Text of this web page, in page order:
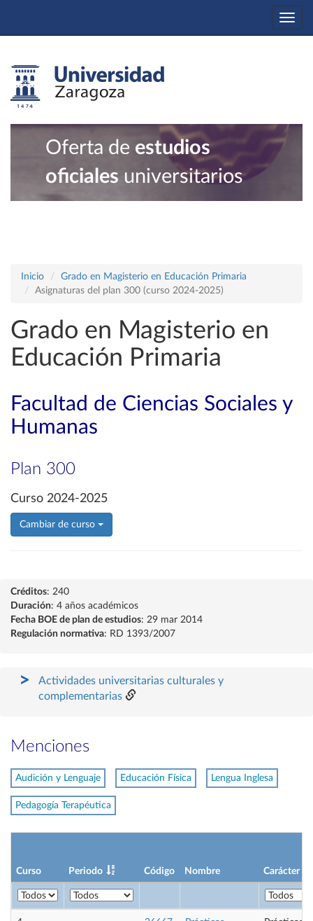
Oferta de estudios
oficiales universitarios
Inicio
Grado en Magisterio en Educación Primaria
Asignaturas del plan 300 (curso 2024-2025)
Grado en Magisterio en
Educación Primaria
Facultad de Ciencias Sociales y
Humanas
Plan 300
Curso 2024-2025
Cambiar de curso
Créditos: 240
Duración: 4 años académicos
Fecha BOE de plan de estudios: 29 mar 2014
Regulación normativa: RD 1393/2007
Actividades universitarias culturales y
complementarias
Menciones
Audición y Lenguaje Educación Física Lengua Inglesa
Pedagogía Terapéutica
Curso Periodo Código Nombre Carácter